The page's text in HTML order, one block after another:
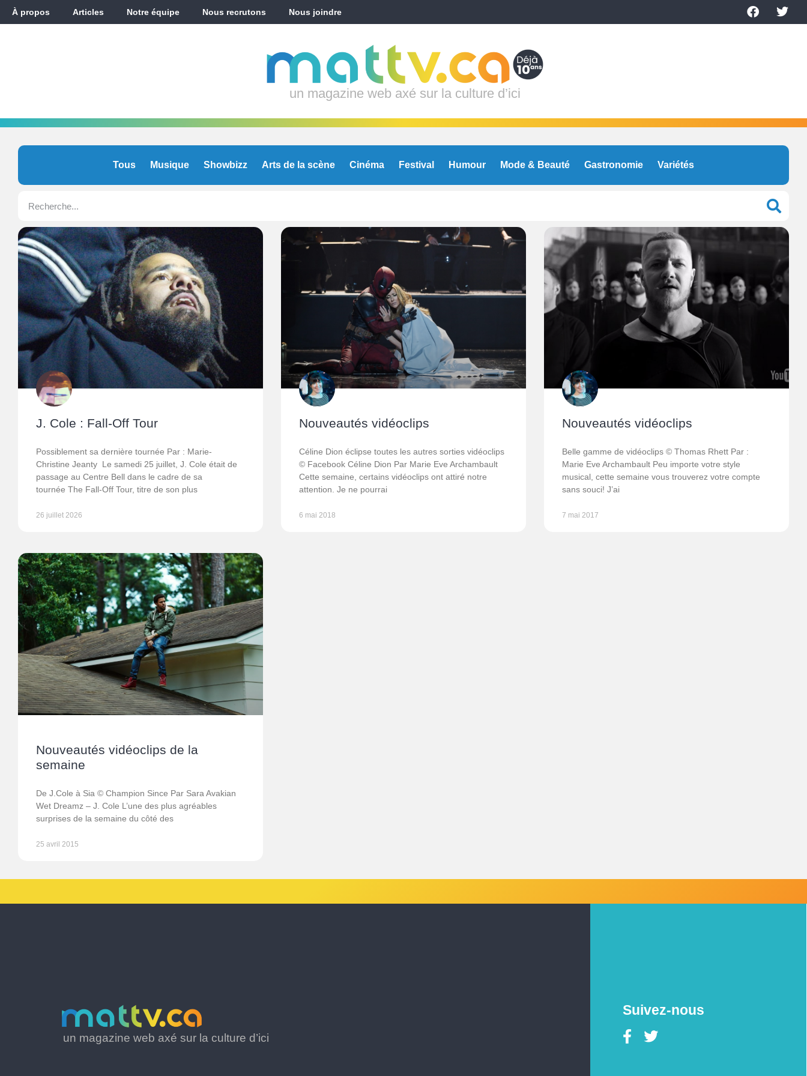
À propos Articles Notre équipe Nous recrutons Nous joindre
un magazine web axé sur la culture d’ici
Tous Musique Showbizz Arts de la scène Cinéma Festival Humour Mode & Beauté Gastronomie Variétés
J. Cole : Fall-Off Tour
Possiblement sa dernière tournée Par : Marie-
Christine Jeanty Le samedi 25 juillet, J. Cole était de
passage au Centre Bell dans le cadre de sa
tournée The Fall-Off Tour, titre de son plus
26 juillet 2026
Nouveautés vidéoclips
Céline Dion éclipse toutes les autres sorties vidéoclips
© Facebook Céline Dion Par Marie Eve Archambault
Cette semaine, certains vidéoclips ont attiré notre
attention. Je ne pourrai
6 mai 2018
Nouveautés vidéoclips
Belle gamme de vidéoclips © Thomas Rhett Par :
Marie Eve Archambault Peu importe votre style
musical, cette semaine vous trouverez votre compte
sans souci! J’ai
7 mai 2017
Nouveautés vidéoclips de la
semaine
De J.Cole à Sia © Champion Since Par Sara Avakian
Wet Dreamz – J. Cole L’une des plus agréables
surprises de la semaine du côté des
25 avril 2015
un magazine web axé sur la culture d’ici
Suivez-nous